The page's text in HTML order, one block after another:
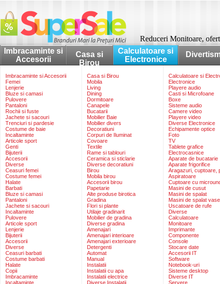
Reduceri Monitoare,
Imbracaminte si
Accesorii
Casa si
Birou
Calculatoare si
Electronice
Imbracaminte si Accesorii
Femei
Lenjerie
Bluze si camasi
Pulovere
Pantaloni
Rochii si fuste
Jachete si sacouri
Trenciuri si pardesie
Costume de baie
Incaltaminte
Articole sport
Genti
Bijuterii
Accesorii
Diverse
Ceasuri femei
Costume femei
Halate
Barbati
Bluze si camasi
Pantaloni
Jachete si sacouri
Incaltaminte
Pulovere
Articole sport
Lenjerie
Bijuterii
Accesorii
Diverse
Ceasuri barbati
Costume barbati
Halate
Copii
Imbracaminte
Incaltaminte
Casa si Birou
Mobila
Living
Dining
Dormitoare
Canapele
Bucatarii
Mobilier Baie
Mobilier divers
Decoratiuni
Corpuri de Iluminat
Covoare
Textile
Rame si tablouri
Ceramica si sticlarie
Diverse decoratiuni
Birou
Mobila birou
Accesorii birou
Papetarie
Alte produse birotica
Gradina
Flori si plante
Utilaje gradinarit
Mobilier de gradina
Diverse gradina
Amenajari
Amenajari interioare
Amenajari exterioare
Detergenti
Automat
Manual
Instalatii
Instalatii cu apa
Instalatii electrice
Diverse Instalatii
Calculatoare si
Electronice
Playere audio
Casti si Microfoane
Boxe
Sisteme audio
Camere video
Playere video
Diverse Electronice
Echipamente optice
Foto
TV
Tablete grafice
Electrocasnice
Aparate de bucatarie
Aparate frigorifice
Aragazuri, cuptoare,
Aspiratoare
Cuptoare cu
Masini de cusut
Masini de spalat
Masini de spalat vase
Uscatoare de rufe
Diverse
Calculatoare
Monitoare
Imprimante
Componente
Console
Stocare date
Accesorii IT
Software
Notebook-uri
Sisteme desktop
Diverse IT
Servere